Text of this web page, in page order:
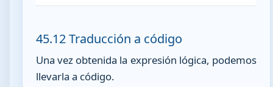
45.12 Traducción a código
Una vez obtenida la expresión lógica, podemos
llevarla a código.